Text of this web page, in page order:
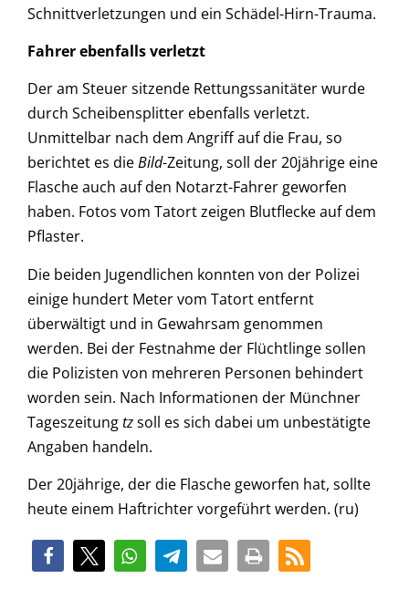
Schnittverletzungen und ein Schädel-Hirn-Trauma.
Fahrer ebenfalls verletzt
Der am Steuer sitzende Rettungssanitäter wurde
durch Scheibensplitter ebenfalls verletzt.
Unmittelbar nach dem Angriff auf die Frau, so
berichtet es dieBild-Zeitung, soll der 20jährige eine
Flasche auch auf den Notarzt-Fahrer geworfen
haben. Fotos vom Tatort zeigen Blutflecke auf dem
Pflaster.
Die beiden Jugendlichen konnten von der Polizei
einige hundert Meter vom Tatort entfernt
überwältigt und in Gewahrsam genommen
werden. Bei der Festnahme der Flüchtlinge sollen
die Polizisten von mehreren Personen behindert
worden sein. Nach Informationen der Münchner
Tageszeitungtzsoll es sich dabei um unbestätigte
Angaben handeln.
Der 20jährige, der die Flasche geworfen hat, sollte
heute einem Haftrichter vorgeführt werden. (ru)